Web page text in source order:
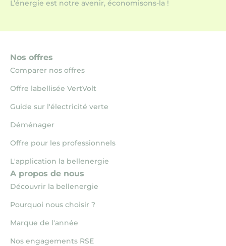
L’énergie est notre avenir, économisons-la !
Nos offres
Comparer nos offres
Offre labellisée VertVolt
Guide sur l'électricité verte
Déménager
Offre pour les professionnels
L'application la bellenergie
A propos de nous
Découvrir la bellenergie
Pourquoi nous choisir ?
Marque de l'année
Nos engagements RSE